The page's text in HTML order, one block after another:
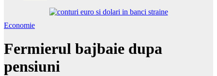
Economie
Fermierul bajbaie dupa
pensiuni